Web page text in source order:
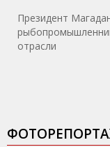
Президент
отрасли